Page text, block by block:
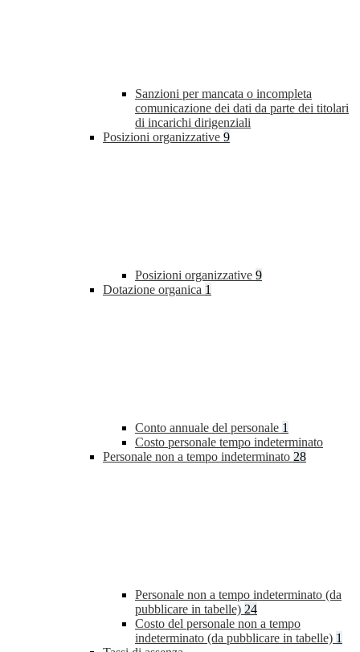
Sanzioni per mancata o incompleta
comunicazione dei dati da parte dei titolari
di incarichi dirigenziali
Posizioni organizzative 9
Posizioni organizzative 9
Dotazione organica 1
Conto annuale del personale 1
Costo personale tempo indeterminato
Personale non a tempo indeterminato 28
Personale non a tempo indeterminato (da
pubblicare in tabelle) 24
Costo del personale non a tempo
indeterminato (da pubblicare in tabelle) 1